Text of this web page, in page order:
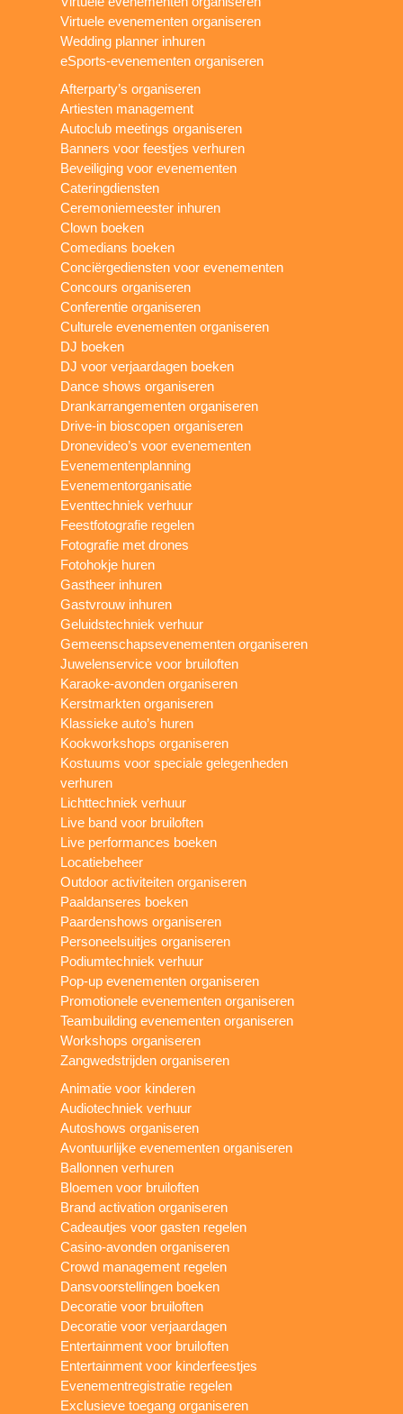
Virtuele evenementen organiseren
Wedding planner inhuren
eSports-evenementen organiseren
Afterparty’s organiseren
Artiesten management
Autoclub meetings organiseren
Banners voor feestjes verhuren
Beveiliging voor evenementen
Cateringdiensten
Ceremoniemeester inhuren
Clown boeken
Comedians boeken
Conciërgediensten voor evenementen
Concours organiseren
Conferentie organiseren
Culturele evenementen organiseren
DJ boeken
DJ voor verjaardagen boeken
Dance shows organiseren
Drankarrangementen organiseren
Drive-in bioscopen organiseren
Dronevideo’s voor evenementen
Evenementenplanning
Evenementorganisatie
Eventtechniek verhuur
Feestfotografie regelen
Fotografie met drones
Fotohokje huren
Gastheer inhuren
Gastvrouw inhuren
Geluidstechniek verhuur
Gemeenschapsevenementen organiseren
Juwelenservice voor bruiloften
Karaoke-avonden organiseren
Kerstmarkten organiseren
Klassieke auto’s huren
Kookworkshops organiseren
Kostuums voor speciale gelegenheden
verhuren
Lichttechniek verhuur
Live band voor bruiloften
Live performances boeken
Locatiebeheer
Outdoor activiteiten organiseren
Paaldanseres boeken
Paardenshows organiseren
Personeelsuitjes organiseren
Podiumtechniek verhuur
Pop-up evenementen organiseren
Promotionele evenementen organiseren
Teambuilding evenementen organiseren
Workshops organiseren
Zangwedstrijden organiseren
Animatie voor kinderen
Audiotechniek verhuur
Autoshows organiseren
Avontuurlijke evenementen organiseren
Ballonnen verhuren
Bloemen voor bruiloften
Brand activation organiseren
Cadeautjes voor gasten regelen
Casino-avonden organiseren
Crowd management regelen
Dansvoorstellingen boeken
Decoratie voor bruiloften
Decoratie voor verjaardagen
Entertainment voor bruiloften
Entertainment voor kinderfeestjes
Evenementregistratie regelen
Exclusieve toegang organiseren